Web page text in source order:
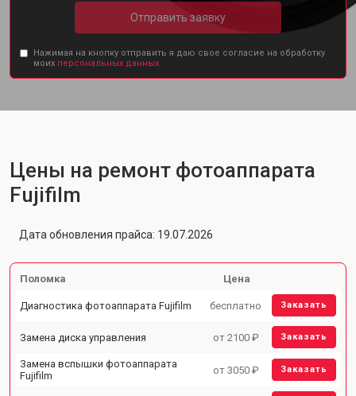
Отправить заявку
Нажимая на кнопку отправить я даю свое согласие на обработку
моих персональных данных.
Цены на ремонт фотоаппарата
Fujifilm
Дата обновления прайса: 19.07.2026
Поломка Цена
Диагностика фотоаппарата Fujifilm бесплатно Заказать
Замена диска управления от 2100 ₽ Заказать
Замена вспышки фотоаппарата
Fujifilm
от 3050 ₽ Заказать